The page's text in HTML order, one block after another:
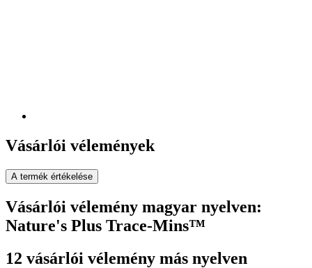
Vásárlói vélemények
A termék értékelése
Vásárlói vélemény magyar nyelven:
Nature's Plus Trace-Mins™
12 vásárlói vélemény más nyelven